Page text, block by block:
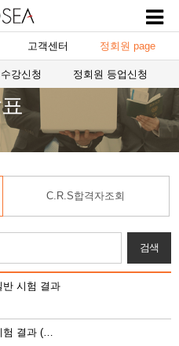
고객센터 정회원 page
강신청 정회원 등업신청
C.R.S합격자조회
반 시험 결과
험 결과 (…